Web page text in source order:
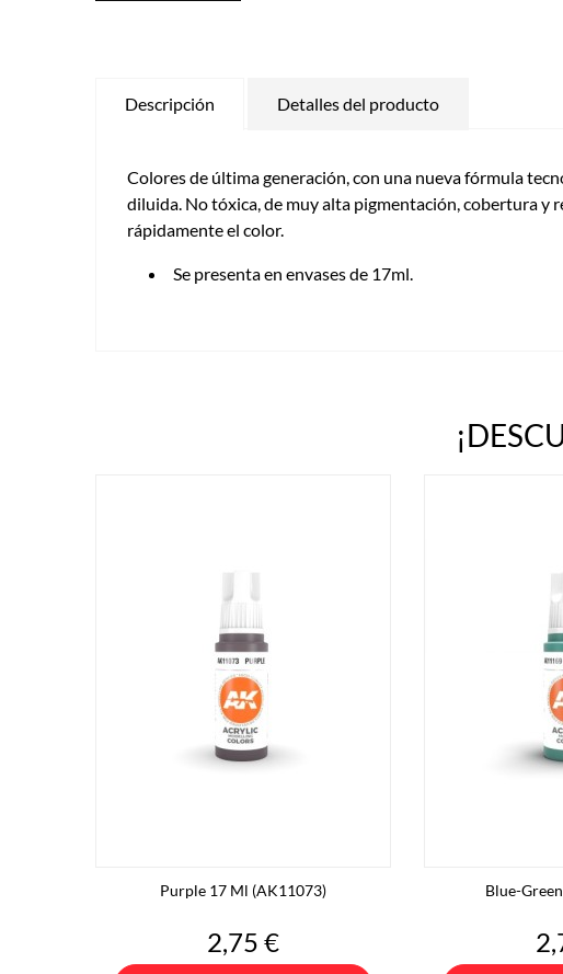
Descripción Detalles del producto
Colores de última generación, con una nueva fórmula
diluida. No tóxica, de muy alta pigmentación, cobertura y
rápidamente el color.
Se presenta en envases de 17ml.
Purple 17 Ml (AK11073)
Precio
2,75 €
Blue-